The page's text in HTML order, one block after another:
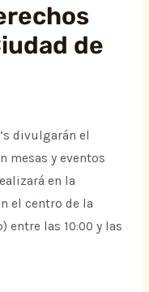
de
divulgarán el
mesas y eventos
en la
el centro de la
entre las 10:00 y las